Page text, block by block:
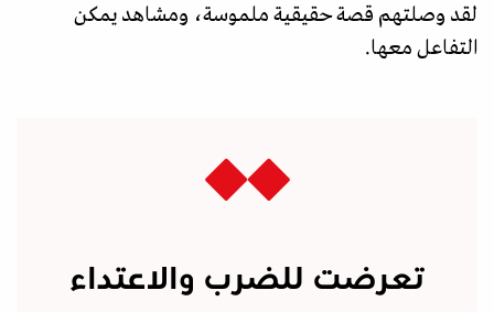
لقد وصلتهم قصة حقيقية ملموسة، ومشاهد يمكن
التفاعل معها.
تعرضت للضرب والاعتداء